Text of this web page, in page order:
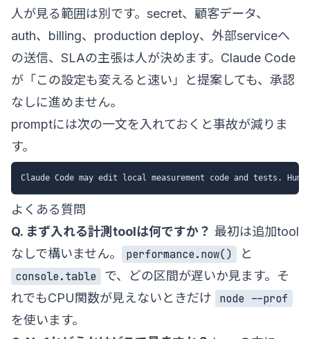
人が見る範囲は別です。secret、顧客データ、
auth、billing、production deploy、外部serviceへ
の送信、SLAの主張は人が決めます。Claude Code
が「この設定も変えると速い」と提案しても、承認
なしに進めません。
promptには次の一文を入れておくと事故が減りま
す。
よくある質問
Q. まず入れる計測toolは何ですか？ 最初は追加tool
なしで構いません。
performance.now()
と
console.table
で、どの区間が遅いか見ます。そ
れでもCPU関数が見えないときだけ
node --prof
を使います。